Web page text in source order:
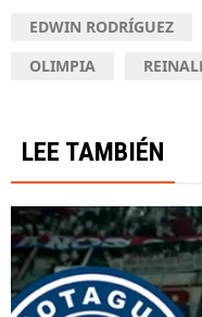
EDWIN RODRÍGUEZ
OLIMPIA
LEE TAMBIÉN